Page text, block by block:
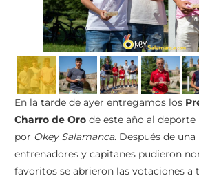
En la tarde de ayer entregamos los
Charro de Oro de este año al
por Okey Salamanca. Después de
entrenadores y capitanes pudieron
favoritos se abrieron las votaciones a